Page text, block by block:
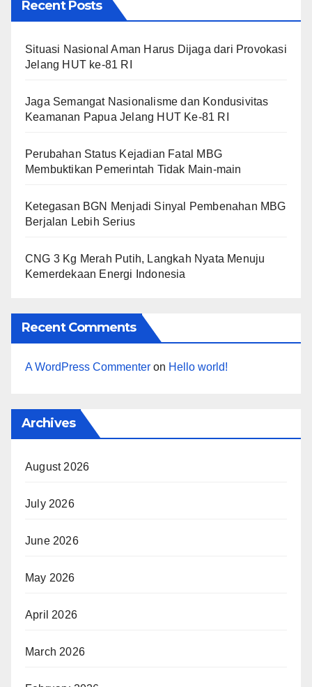
Recent Posts
Situasi Nasional Aman Harus Dijaga dari Provokasi
Jelang HUT ke-81 RI
Jaga Semangat Nasionalisme dan Kondusivitas
Keamanan Papua Jelang HUT Ke-81 RI
Perubahan Status Kejadian Fatal MBG
Membuktikan Pemerintah Tidak Main-main
Ketegasan BGN Menjadi Sinyal Pembenahan MBG
Berjalan Lebih Serius
CNG 3 Kg Merah Putih, Langkah Nyata Menuju
Kemerdekaan Energi Indonesia
Recent Comments
A WordPress Commenter on Hello world!
Archives
August 2026
July 2026
June 2026
May 2026
April 2026
March 2026